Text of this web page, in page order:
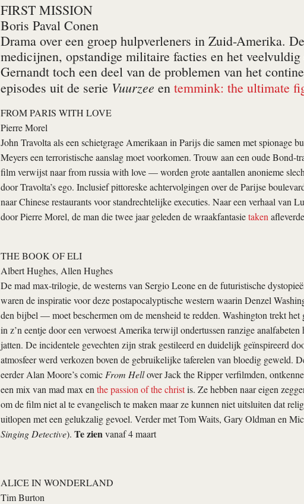
FIRST MISSION
Boris Paval Conen
Drama over een groep hulpverleners in Zuid-Amerika.
medicijnen, opstandige militaire facties en het
Gernandt toch een deel van de problemen van het
episodes uit de serie Vuurzee en temmink: the ultimate
FROM PARIS WITH LOVE
Pierre Morel
John Travolta als een schietgrage Amerikaan in Parijs die samen met spionage
Meyers een terroristische aanslag moet voorkomen. Trouw aan een oude
film verwijst naarfrom russia with love— worden grote aantallen anonieme
door Travolta’s ego. Inclusief pittoreske achtervolgingen over de Parijse
naar Chinese restaurants voor standrechtelijke executies. Naar een verhaal van
door Pierre Morel, de man die twee jaar geleden de wraakfantasietaken
THE BOOK OF ELI
Albert Hughes, Allen Hughes
De mad max-trilogie, de westerns van Sergio Leone en de futuristische
waren de inspiratie voor deze postapocalyptische western waarin Denzel
den bijbel — moet beschermen om de mensheid te redden. Washington trekt het
in z’n eentje door een verwoest Amerika terwijl ondertussen ranzige analfabeten
jatten. De incidentele gevechten zijn strak gestileerd en duidelijk geïnspireerd
atmosfeer werd verkozen boven de gebruikelijke taferelen van bloedig geweld.
eerder Alan Moore’s comic From Hellover Jack the Ripper verfilmden,
een mix van mad max en the passion of the christis. Ze hebben naar eigen
om de film niet al te evangelisch te maken maar ze kunnen niet uitsluiten dat
uitlopen met een gelukzalig gevoel. Verder met Tom Waits, Gary Oldman en
Singing Detective). Te zien vanaf 4 maart
ALICE IN WONDERLAND
Tim Burton